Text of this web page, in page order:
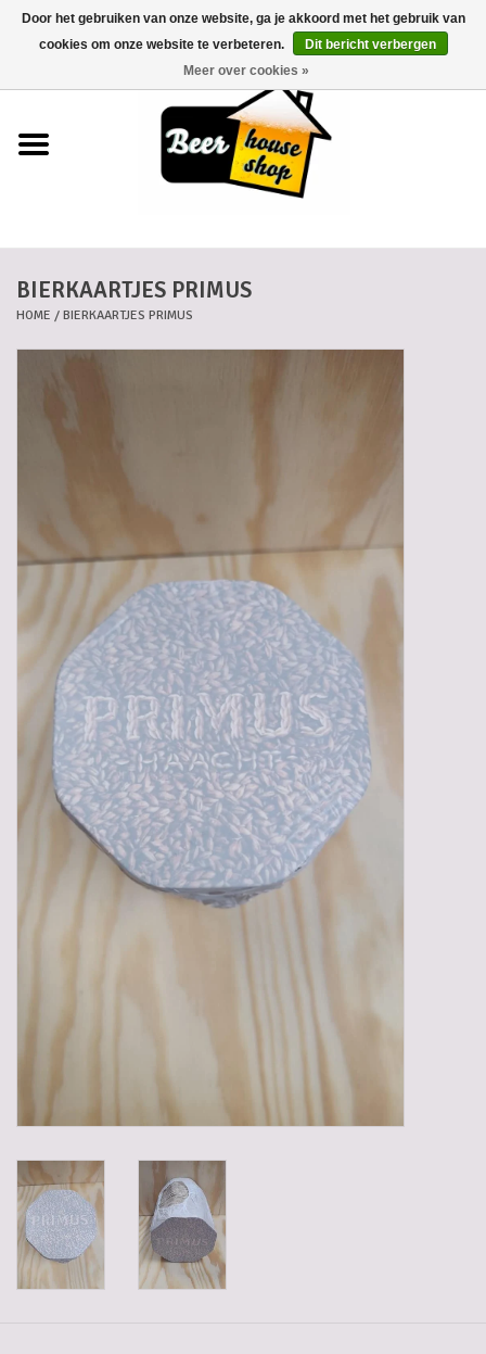
0 Artikelen - €0,00
Biermanden
Blikken
Geschenken
Lege kratten
Manden/Kratten
Opruiming
BIERKAARTJES PRIMUS
HOME / BIERKAARTJES PRIMUS
Door het gebruiken van onze website, ga je akkoord met het gebruik van
cookies om onze website te verbeteren.
Dit bericht verbergen
Meer over cookies »